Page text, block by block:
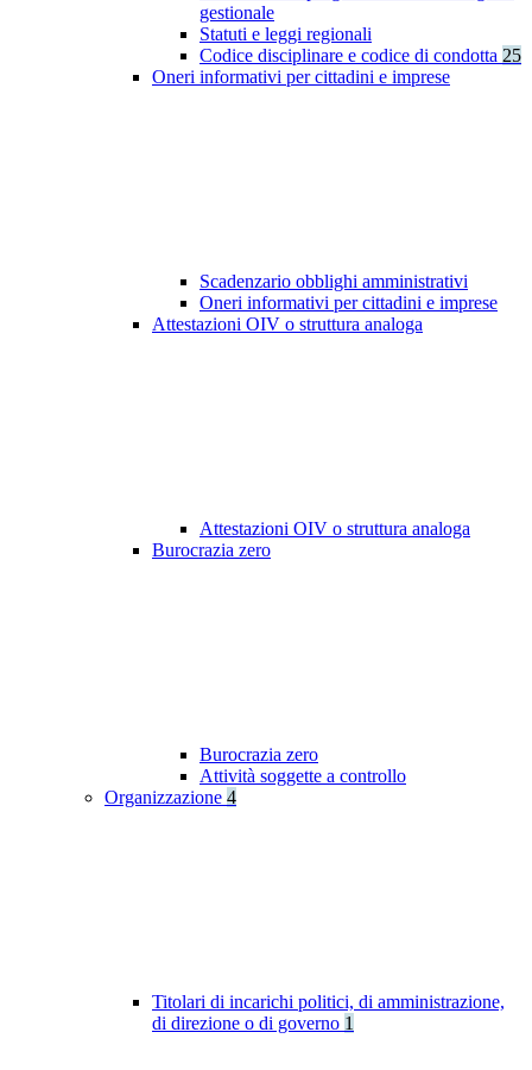
gestionale
Statuti e leggi regionali
Codice disciplinare e codice di condotta 25
Oneri informativi per cittadini e imprese
Scadenzario obblighi amministrativi
Oneri informativi per cittadini e imprese
Attestazioni OIV o struttura analoga
Attestazioni OIV o struttura analoga
Burocrazia zero
Burocrazia zero
Attività soggette a controllo
Organizzazione 4
Titolari di incarichi politici, di amministrazione,
di direzione o di governo 1